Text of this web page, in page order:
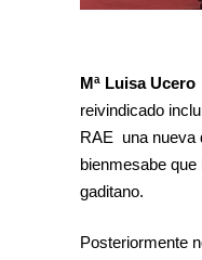
Mª Luisa Ucero
reivindicado
RAE una nueva
bienmesabe
gaditano.
Posteriormente